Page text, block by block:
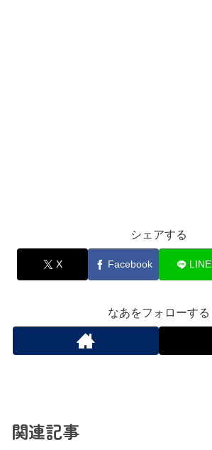
シェアする
X Facebook LINE
なあをフォローする
関連記事